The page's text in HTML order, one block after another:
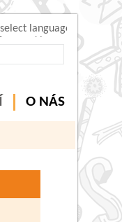
O NÁS